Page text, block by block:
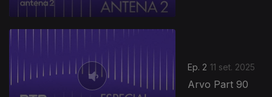
Ep. 2 11 set. 2025
Arvo Part 90